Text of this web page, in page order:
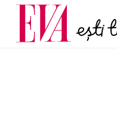
Carieră
Actualitate